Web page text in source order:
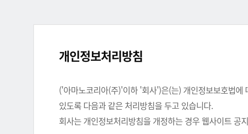
개인정보처리방침
('아마노코리아(주)'이하 '회사')은(는) 개인정보보호법
있도록 다음과 같은 처리방침을 두고 있습니다.
회사는 개인정보처리방침을 개정하는 경우 웹사이트 공